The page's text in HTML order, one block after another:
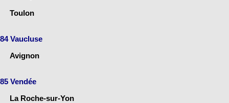
Toulon
84 Vaucluse
Avignon
85 Vendée
La Roche-sur-Yon